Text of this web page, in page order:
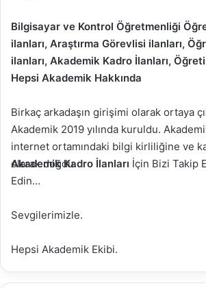
Bilgisayar ve Kontrol Öğretmenliği
ilanları, Araştırma Görevlisi ilanları,
ilanları, Akademik Kadro İlanları,
Hepsi Akademik Hakkında
Birkaç arkadaşın girişimi olarak ortaya
Akademik 2019 yılında kuruldu.
internet ortamındaki bilgi kirliliğine ve
olarak doğdu.
Akademik Kadro İlanları İçin Bizi Takip
Edin…
Sevgilerimizle.
Hepsi Akademik Ekibi.